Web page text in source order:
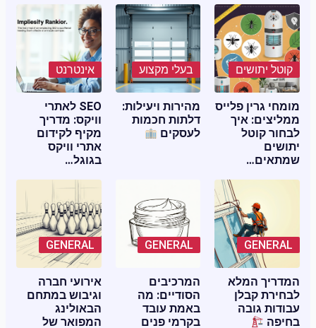
קוטל יתושים
מומחי גרין פלייס
ממליצים: איך
לבחור קוטל
יתושים
שמתאים…
בעלי מקצוע
מהירות ויעילות:
דלתות חכמות
לעסקים
אינטרנט
SEO לאתרי
וויקס: מדריך
מקיף לקידום
אתרי וויקס
בגוגל…
GENERAL
המדריך המלא
לבחירת קבלן
עבודות גובה
בחיפה
GENERAL
המרכיבים
הסודיים: מה
באמת עובד
בקרמי פנים
GENERAL
אירועי חברה
וגיבוש במתחם
הבאולינג
המפואר של